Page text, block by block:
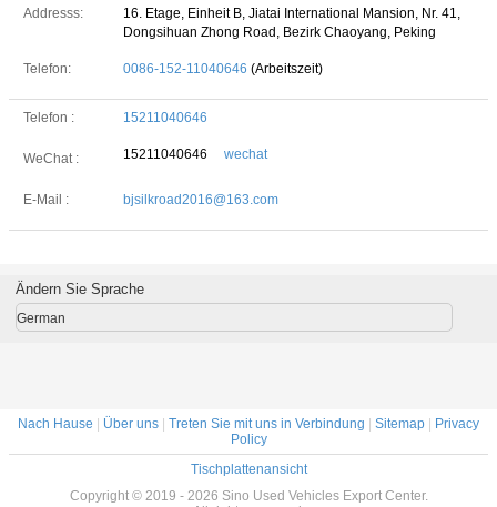
Addresss:
16. Etage, Einheit B, Jiatai International Mansion, Nr. 41,
Dongsihuan Zhong Road, Bezirk Chaoyang, Peking
Telefon: 0086-152-11040646 (Arbeitszeit)
Telefon : 15211040646
WeChat : 15211040646 wechat
E-Mail : bjsilkroad2016@163.com
Ändern Sie Sprache
German
Nach Hause Über uns Treten Sie mit uns in Verbindung Sitemap
Privacy
Policy
Tischplattenansicht
Copyright © 2019 - 2026 Sino Used Vehicles Export Center.